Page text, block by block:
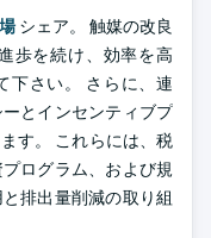
シェア。 触媒の改良
歩を続け、効率を高
下さい。 さらに、連
とインセンティブプ
す。 これらには、税
ログラム、および規
排出量削減の取り組